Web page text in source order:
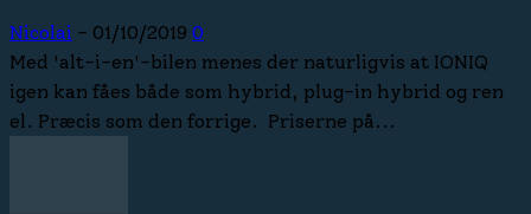
Nicolai - 01/10/2019 0
Med 'alt-i-en'-bilen menes der naturligvis at IONIQ
igen kan fåes både som hybrid, plug-in hybrid og ren
el. Præcis som den forrige. Priserne på...